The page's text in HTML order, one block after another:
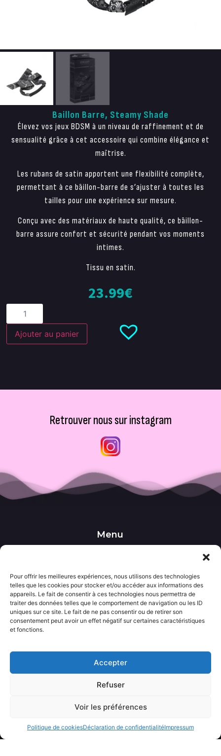
Pour offrir les meilleures expériences, nous utilisons des technologies
telles que les cookies pour stocker et/ou accéder aux informations des
appareils. Le fait de consentir à ces technologies nous permettra de
traiter des données telles que le comportement de navigation ou les ID
uniques sur ce site. Le fait de ne pas consentir ou de retirer son
consentement peut avoir un effet négatif sur certaines caractéristiques
et fonctions.
Accepter
Refuser
Voir les préférences
Politique de cookiesDéclaration de confidentialitéImpressum
Baillon Barre, Steamy Shade
Élevez vos jeux BDSM à un niveau de raffinement et de
sensualité grâce à cet accessoire qui combine élégance et
maîtrise.
Les rubans de satin apportent une flexibilité complète,
permettant à ce bâillon-barre de s’ajuster à toutes les
tailles pour une expérience sur mesure.
Conçu avec des matériaux de haute qualité, ce bâillon-
barre assure confort et sécurité pendant vos moments
intimes.
Tissu en satin.
23.99€
Ajouter au panier
Retrouver nous sur instagram
Menu
••• Accueil
••• Wishlist
••• Actualités
Informations
Contact
••• Nous contacter
Avecloveshop.fr tout droits réservé.